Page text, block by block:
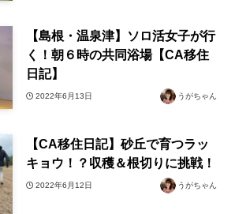
【島根・温泉津】ソロ活女子が行
く！朝６時の共同浴場【CA移住
日記】
2022年6月13日 うがちゃん
【CA移住日記】砂丘で育つラッ
キョウ！？収穫＆根切りに挑戦！
2022年6月12日 うがちゃん